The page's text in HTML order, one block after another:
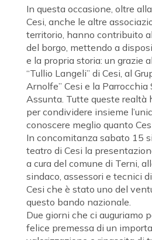
In questa occasione, oltre
Cesi, anche le altre
territorio, hanno contribuito
del borgo, mettendo a
e la propria storia: un grazie
“Tullio Langeli” di Cesi, al
Arnolfe” Cesi e la Parrocchia
Assunta. Tutte queste realtà
per condividere insieme
conoscere meglio quanto
In concomitanza sabato 15
teatro di Cesi la
a cura del comune di Terni,
sindaco, assessori e tecnici
Cesi che è stato uno del
questo bando nazionale.
Due giorni che ci auguriamo
felice premessa di un